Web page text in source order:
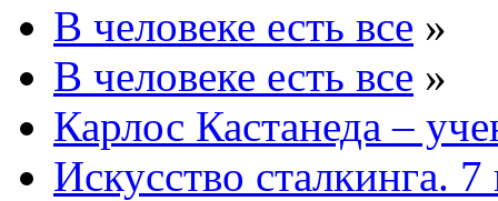
В человеке есть все »
В человеке есть все »
Карлос Кастанеда –
Искусство сталкинга.